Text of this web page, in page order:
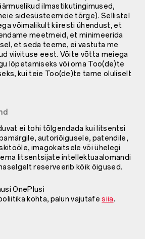
ilmastikutingimused,
sidesüsteemide tõrge). Sellistel
võimalikult kiiresti ühendust, et
meetmeid, et minimeerida
et seda teeme, ei vastuta me
viivituse eest. Võite võtta meiega
lõpetamiseks või oma Too(de)te
kui teie Too(de)te tarne oluliselt
ei tohi tõlgendada kui litsentsi
autoriõigusele, patendile,
imagokaitsele või ühelegi
litsentsijate intellektuaalomandi
reserveerib kõik õigused.
OnePlusi
kohta, palun vajutafesiia.